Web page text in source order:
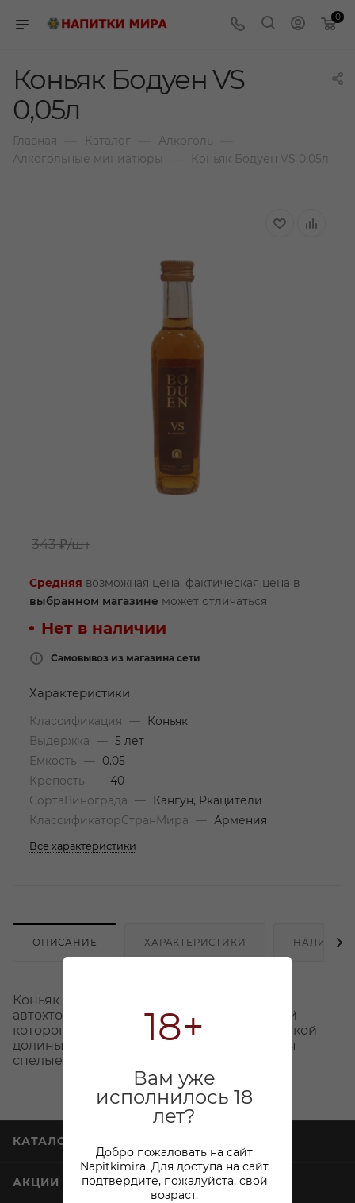
18+
Вам уже
исполнилось 18
лет?
Добро пожаловать на сайт
Napitkimira. Для доступа на сайт
подтвердите, пожалуйста, свой
возраст.
0
Коньяк Бодуен VS
0,05л
Главная Каталог Алкоголь
Алкогольные миниатюры Коньяк Бодуен VS 0,05л
343 ₽/шт
Средняя возможная цена, фактическая цена в
выбранном магазине может отличаться
Нет в наличии
Самовывоз из магазина сети
Характеристики
Классификация —
Коньяк
Выдержка
— 5 лет
Емкость
—
0.05
Крепость
— 40
СортаВинограда
—
Кангун, Ркацители
КлассификаторСтранМира
— Армения
Все характеристики
ОПИСАНИЕ ХАРАКТЕРИСТИКИ НАЛИЧИЕ
Коньяк Boduen — купаж спиртов белого
автохтонного винограда Армении, урожай
которого собрали на территории Араратской
долины. Для производства были выбраны
спелые ягоды без повреждений.
КАТАЛОГ
АКЦИИ